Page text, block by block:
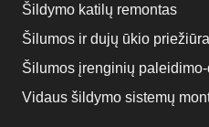
Šildymo katilų remontas
Šilumos ir dujų ūkio priežiūra
Šilumos įrenginių
Vidaus šildymo sistemų